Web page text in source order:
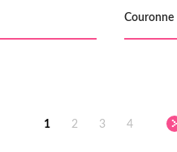
Couronne
1 2 3 4